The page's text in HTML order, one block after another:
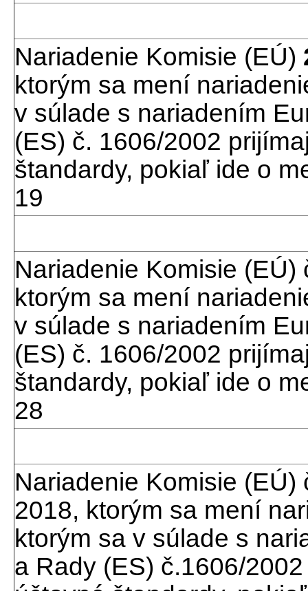
Nariadenie Komisie (EÚ)
ktorým sa mení
v súlade s nariadením
(ES) č. 1606/2002
štandardy, pokiaľ ide o
19
Nariadenie Komisie
ktorým sa mení
v súlade s nariadením
(ES) č. 1606/2002
štandardy, pokiaľ ide o
28
Nariadenie Komisie
2018, ktorým sa mení
ktorým sa v súlade s
a Rady (ES) č.1606/